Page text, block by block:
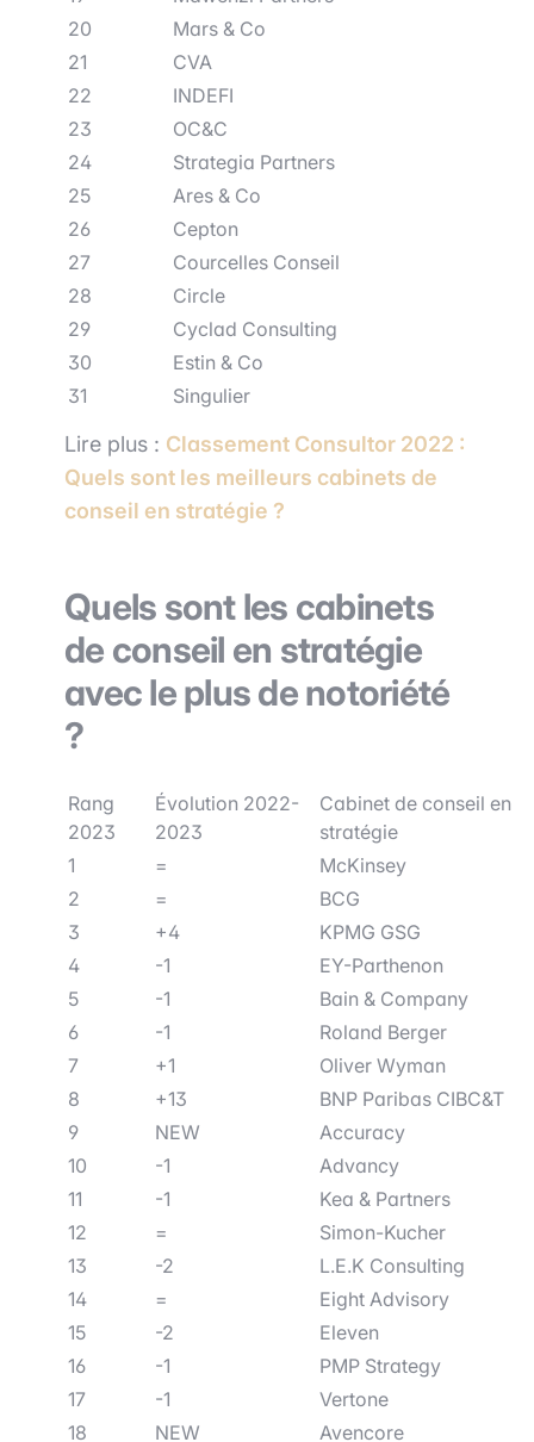
20
Mars & Co
21
CVA
22
INDEFI
23
OC&C
24
Strategia Partners
25
Ares & Co
26
Cepton
27
Courcelles Conseil
28
Circle
29
Cyclad Consulting
30
Estin & Co
31
Singulier
Lire plus : Classement Consultor 2022 :
Quels sont les meilleurs cabinets de
conseil en stratégie ?
Quels sont les cabinets
de conseil en stratégie
avec le plus de notoriété
?
Rang
2023
Évolution 2022-
2023
Cabinet de conseil en
stratégie
1
=
McKinsey
2
=
BCG
3
+4
KPMG GSG
4
-1
EY-Parthenon
5
-1
Bain & Company
6
-1
Roland Berger
7
+1
Oliver Wyman
8
+13
BNP Paribas CIBC&T
9
NEW
Accuracy
10
-1
Advancy
11
-1
Kea & Partners
12
=
Simon-Kucher
13
-2
L.E.K Consulting
14
=
Eight Advisory
15
-2
Eleven
16
-1
PMP Strategy
17
-1
Vertone
18
NEW Avencore